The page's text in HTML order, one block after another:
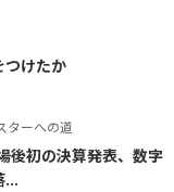
つけたか
ターへの道
後初の決算発表、数字
...